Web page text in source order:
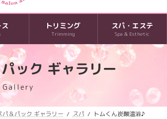
トリミング
Trimming
スパ・エステ
Spa & Esthetic
ック ギャラリー
Gallery
パ＆パック ギャラリー スパ トムくん炭酸温浴♪